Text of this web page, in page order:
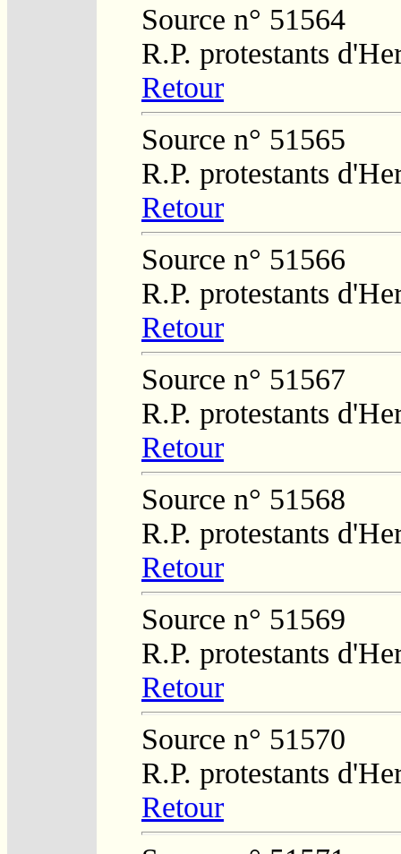
Source n° 51564
R.P. protestants
Retour
Source n° 51565
R.P. protestants
Retour
Source n° 51566
R.P. protestants
Retour
Source n° 51567
R.P. protestants
Retour
Source n° 51568
R.P. protestants
Retour
Source n° 51569
R.P. protestants
Retour
Source n° 51570
R.P. protestants
Retour